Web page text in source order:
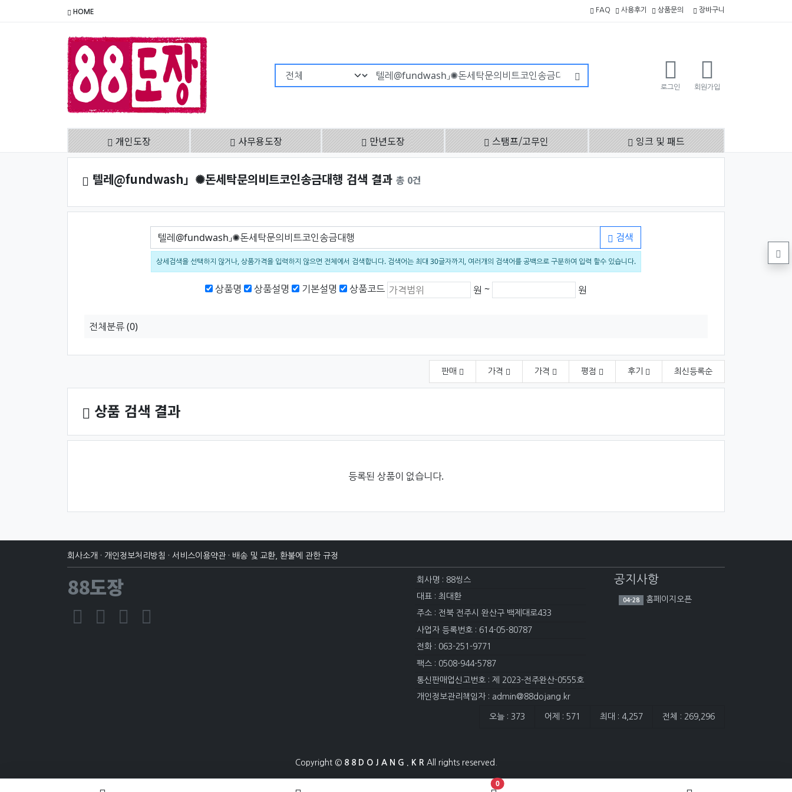
HOME FAQ 사용후기 상품문의 장바구니
검색어 필수
로그인 회원가입
개인도장 사무용도장 만년도장 스탬프/고무인 잉크 및 패드
텔레@fundwash」✺돈세탁문의비트코인송금대행 검색 결과 총 0건
검색어 검색
상세검색을 선택하지 않거나, 상품가격을 입력하지 않으면 전체에서 검색합니다. 검색어는 최대 30글자까지, 여러개의 검색어를 공백으로 구분하여 입력 할수 있습니다.
검색범위
상품명 상품설명 기본설명 상품코드 상품가격 (원)
최소 가격 원 ~ 원
전체분류(0)
판매 가격 가격 평점 후기 최신 등록순
상품 검색 결과
등록된 상품이 없습니다.
회사소개 · 개인정보처리방침 · 서비스이용약관 · 배송 및 교환, 환불에 관한 규정
88도장 회사명 : 88씽스
대표 : 최대환
주소 : 전북 전주시 완산구 백제대로433
사업자 등록번호 : 614-05-80787
전화 : 063-251-9771
팩스 : 0508-944-5787
통신판매업신고번호 : 제 2023-전주완산-0555호
개인정보관리책임자 : admin@88dojang.kr
공지사항
04-28 홈페이지오픈
오늘 : 373 어제 : 571 최대 : 4,257 전체 : 269,296
Copyright © 8 8 D O J A N G . K R All rights reserved.
0장바구니 담은 개수